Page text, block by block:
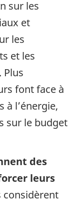
sur les
et
les
et les
Plus
font face à
à l’énergie,
sur le budget
des
leurs
considèrent